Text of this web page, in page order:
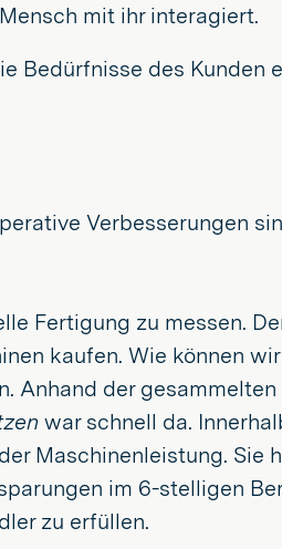
mit ihr interagiert.
Bedürfnisse des Kunden
Verbesserungen
Fertigung zu messen.
kaufen. Wie können
Anhand der gesammelten
war schnell da.
Maschinenleistung. Sie
im 6-stelligen
zu erfüllen.